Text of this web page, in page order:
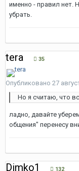
именно - правил нет.
убрать.
tera 35
Опубликовано 27
Но я считаю, что
ладно, давайте
общения" перенесу
Dimko1 132